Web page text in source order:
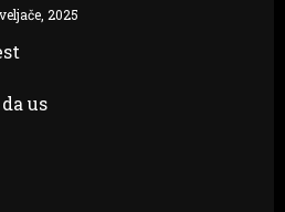
2025
us